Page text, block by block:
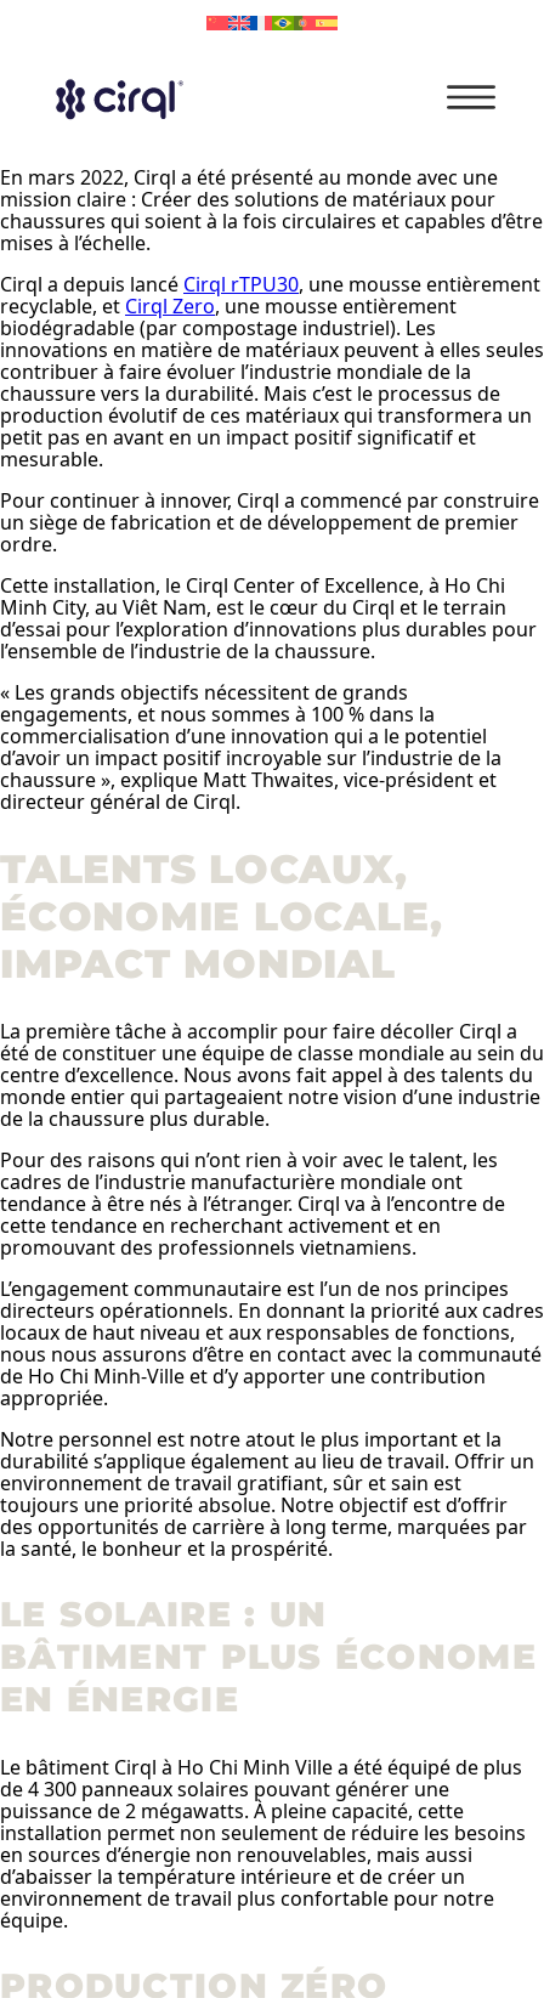
En mars 2022, Cirql a été présenté au monde avec une
mission claire : Créer des solutions de matériaux pour
chaussures qui soient à la fois circulaires et capables d’être
mises à l’échelle.
Cirql a depuis lancé Cirql rTPU30, une mousse entièrement
recyclable, et Cirql Zero, une mousse entièrement
biodégradable (par compostage industriel). Les
innovations en matière de matériaux peuvent à elles seules
contribuer à faire évoluer l’industrie mondiale de la
chaussure vers la durabilité. Mais c’est le processus de
production évolutif de ces matériaux qui transformera un
petit pas en avant en un impact positif significatif et
mesurable.
Pour continuer à innover, Cirql a commencé par construire
un siège de fabrication et de développement de premier
ordre.
Cette installation, le Cirql Center of Excellence, à Ho Chi
Minh City, au Viêt Nam, est le cœur du Cirql et le terrain
d’essai pour l’exploration d’innovations plus durables pour
l’ensemble de l’industrie de la chaussure.
« Les grands objectifs nécessitent de grands
engagements, et nous sommes à 100 % dans la
commercialisation d’une innovation qui a le potentiel
d’avoir un impact positif incroyable sur l’industrie de la
chaussure », explique Matt Thwaites, vice-président et
directeur général de Cirql.
TALENTS LOCAUX,
ÉCONOMIE LOCALE,
IMPACT MONDIAL
La première tâche à accomplir pour faire décoller Cirql a
été de constituer une équipe de classe mondiale au sein du
centre d’excellence. Nous avons fait appel à des talents du
monde entier qui partageaient notre vision d’une industrie
de la chaussure plus durable.
Pour des raisons qui n’ont rien à voir avec le talent, les
cadres de l’industrie manufacturière mondiale ont
tendance à être nés à l’étranger. Cirql va à l’encontre de
cette tendance en recherchant activement et en
promouvant des professionnels vietnamiens.
L’engagement communautaire est l’un de nos principes
directeurs opérationnels. En donnant la priorité aux cadres
locaux de haut niveau et aux responsables de fonctions,
nous nous assurons d’être en contact avec la communauté
de Ho Chi Minh-Ville et d’y apporter une contribution
appropriée.
Notre personnel est notre atout le plus important et la
durabilité s’applique également au lieu de travail. Offrir un
environnement de travail gratifiant, sûr et sain est
toujours une priorité absolue. Notre objectif est d’offrir
des opportunités de carrière à long terme, marquées par
la santé, le bonheur et la prospérité.
LE SOLAIRE : UN
BÂTIMENT PLUS ÉCONOME
EN ÉNERGIE
Le bâtiment Cirql à Ho Chi Minh Ville a été équipé de plus
de 4 300 panneaux solaires pouvant générer une
puissance de 2 mégawatts. À pleine capacité, cette
installation permet non seulement de réduire les besoins
en sources d’énergie non renouvelables, mais aussi
d’abaisser la température intérieure et de créer un
environnement de travail plus confortable pour notre
équipe.
PRODUCTION ZÉRO